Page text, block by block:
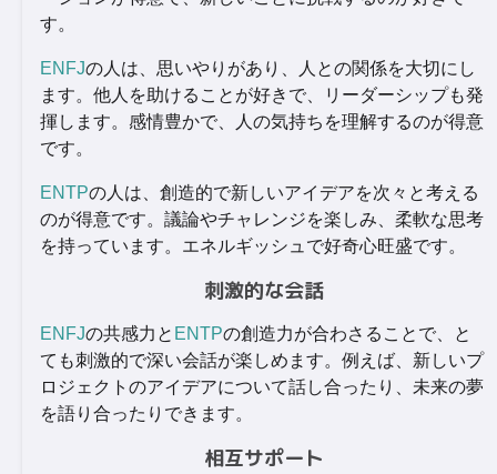
す。
ENFJの人は、思いやりがあり、人との関係を大切にし
ます。他人を助けることが好きで、リーダーシップも発
揮します。感情豊かで、人の気持ちを理解するのが得意
です。
ENTPの人は、創造的で新しいアイデアを次々と考える
のが得意です。議論やチャレンジを楽しみ、柔軟な思考
を持っています。エネルギッシュで好奇心旺盛です。
刺激的な会話
ENFJの共感力と ENTPの創造力が合わさることで、と
ても刺激的で深い会話が楽しめます。例えば、新しいプ
ロジェクトのアイデアについて話し合ったり、未来の夢
を語り合ったりできます。
相互サポート